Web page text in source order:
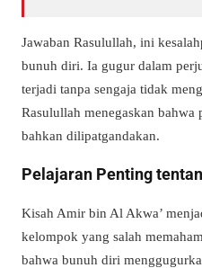
Jawaban Rasulullah, ini
bunuh diri. Ia gugur dalam
terjadi tanpa sengaja tidak
Rasulullah menegaskan
bahkan dilipatgandakan.
Pelajaran Penting
Kisah Amir bin Al Akwa’
kelompok yang salah
bahwa bunuh diri